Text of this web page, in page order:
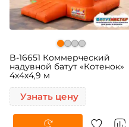
B-16651 Коммерческий
надувной батут «Котенок»
4х4х4,9 м
Узнать цену